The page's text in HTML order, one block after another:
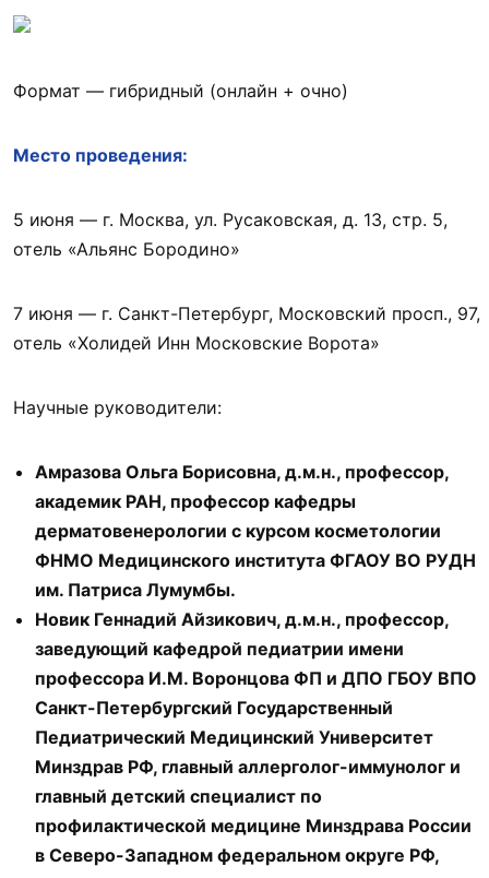
Формат — гибридный (онлайн + очно)
Место проведения:
5 июня — г. Москва, ул. Русаковская, д. 13, стр. 5,
отель «Альянс Бородино»
7 июня — г. Санкт-Петербург, Московский просп., 97,
отель «Холидей Инн Московские Ворота»
Научные руководители:
Амразова Ольга Борисовна, д.м.н., профессор,
академик РАН, профессор кафедры
дерматовенерологии с курсом косметологии
ФНМО Медицинского института ФГАОУ ВО РУДН
им. Патриса Лумумбы.
Новик Геннадий Айзикович, д.м.н., профессор,
заведующий кафедрой педиатрии имени
профессора И.М. Воронцова ФП и ДПО ГБОУ ВПО
Санкт-Петербургский Государственный
Педиатрический Медицинский Университет
Минздрав РФ, главный аллерголог-иммунолог и
главный детский специалист по
профилактической медицине Минздрава России
в Северо-Западном федеральном округе РФ,